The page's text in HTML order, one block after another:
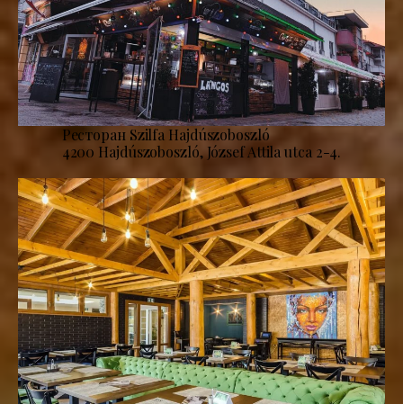
Ресторан Szilfa Hajdúszoboszló
4200 Hajdúszoboszló, József Attila utca 2-4.